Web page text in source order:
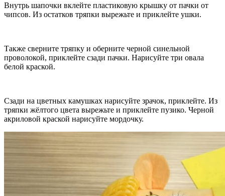
Внутрь шапочки вклейте пластиковую крышку от пачки от
чипсов. Из остатков тряпки вырежьте и приклейте ушки.
Также сверните тряпку и оберните черной синельной
проволокой, приклейте сзади пачки. Нарисуйте три овала
белой краской.
Сзади на цветных камушках нарисуйте зрачок, приклейте. Из
тряпки жёлтого цвета вырежьте и приклейте пузико. Черной
акриловой краской нарисуйте мордочку.